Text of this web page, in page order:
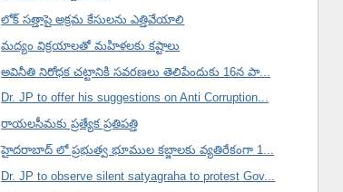
లోక్ సత్తాపై అక్రమ కేసులను ఎత్తివేయాలి
మద్యం విక్రయాలతో మహిళలకు కష్టాలు
అవినీతి నిరోధక చట్టానికి సవరణలు తెలిపేందుకు 16న పా...
Dr. JP to offer his suggestions on Anti Corruption...
రాయలసీమకు ప్రత్యేక ప్రతిపత్తి
హైదరాబాద్ లో ప్రభుత్వ భూముల కబ్జాలకు వ్యతిరేకంగా 1...
Dr. JP to observe silent satyagraha to protest Gov...